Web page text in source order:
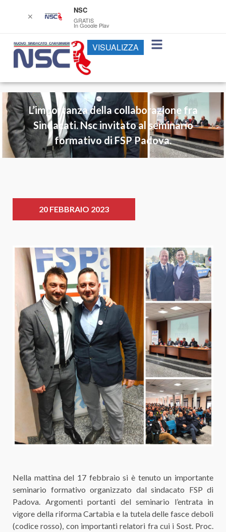
L’importanza della collaborazione fra
Sindacati. Nsc invitato al seminario
formativo di FSP Padova.
20 FEBBRAIO 2023
Nella mattina del 17 febbraio si è tenuto un importante
seminario formativo organizzato dal sindacato FSP di
Padova. Argomenti portanti del seminario l’entrata in
vigore della riforma Cartabia e la tutela delle fasce deboli
(codice rosso), con importanti relatori fra cui i Sost. Proc.
✕
NSC
GRATIS
In Google Play
VISUALIZZA